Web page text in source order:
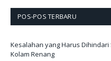
POS-POS TERBARU
Kesalahan yang Harus
Kolam Renang